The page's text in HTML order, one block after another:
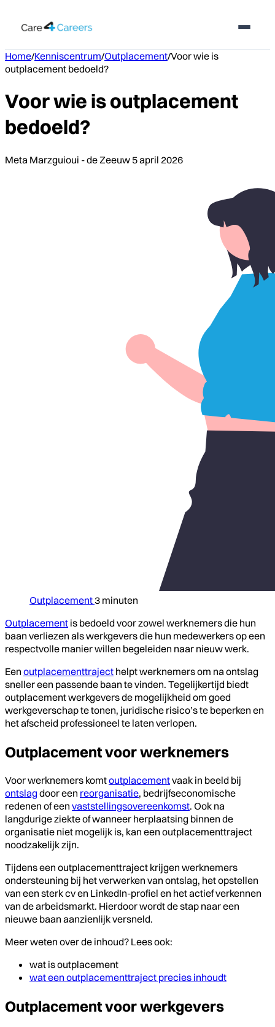
Home/Kenniscentrum/Outplacement/Voor wie is
outplacement bedoeld?
Voor wie is outplacement
bedoeld?
Meta Marzguioui - de Zeeuw 5 april 2026
Outplacement3 minuten
Outplacement is bedoeld voor zowel werknemers die hun
baan verliezen als werkgevers die hun medewerkers op een
respectvolle manier willen begeleiden naar nieuw werk.
Een outplacementtraject helpt werknemers om na ontslag
sneller een passende baan te vinden. Tegelijkertijd biedt
outplacement werkgevers de mogelijkheid om goed
werkgeverschap te tonen, juridische risico’s te beperken en
het afscheid professioneel te laten verlopen.
Outplacement voor werknemers
Voor werknemers komtoutplacementvaak in beeld bij
ontslag door een reorganisatie, bedrijfseconomische
redenen of een vaststellingsovereenkomst. Ook na
langdurige ziekte of wanneer herplaatsing binnen de
organisatie niet mogelijk is, kan een outplacementtraject
noodzakelijk zijn.
Tijdens een outplacementtraject krijgen werknemers
ondersteuning bij het verwerken van ontslag, het opstellen
van een sterk cv en LinkedIn-profiel en het actief verkennen
van de arbeidsmarkt. Hierdoor wordt de stap naar een
nieuwe baan aanzienlijk versneld.
Meer weten over de inhoud? Lees ook:
wat is outplacement
wat een outplacementtraject precies inhoudt
Outplacement voor werkgevers